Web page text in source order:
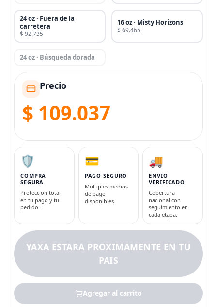
24 oz · Fuera de la
carretera
$ 92.735
16 oz · Misty Horizons
$ 69.465
24 oz · Búsqueda dorada
Precio
$ 109.037
🛡️
COMPRA
SEGURA
Proteccion total
en tu pago y tu
pedido.
💳
PAGO SEGURO
Multiples medios
de pago
disponibles.
🚚
ENVIO
VERIFICADO
Cobertura
nacional con
seguimiento en
cada etapa.
YAXA ESTARA PROXIMAMENTE EN TU
PAIS
Agregar al carrito